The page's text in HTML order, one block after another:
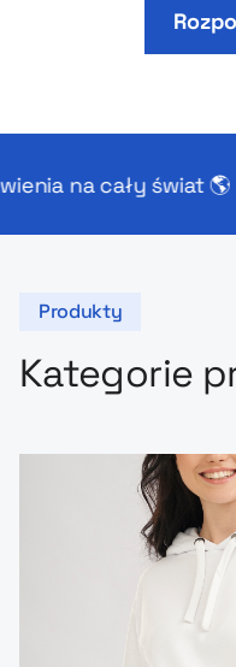
świat 🌎
Produkty
Kategorie